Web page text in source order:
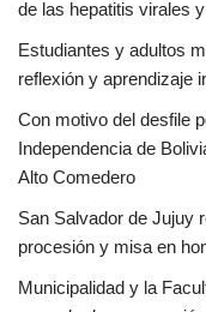
de las hepatitis virales
Estudiantes y adultos
reflexión y aprendizaje
Con motivo del desfile
Independencia de
Alto Comedero
San Salvador de Jujuy
procesión y misa en
Municipalidad y la